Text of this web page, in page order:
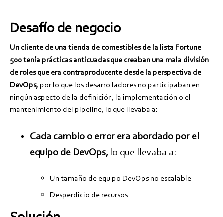
Desafío de negocio
Un cliente de una tienda de comestibles de la lista Fortune
500 tenía prácticas anticuadas que creaban una mala división
de roles que era contraproducente desde la perspectiva de
DevOps, por lo que los desarrolladores no participaban en
ningún aspecto de la definición, la implementación o el
mantenimiento del pipeline, lo que llevaba a:
Cada cambio o error era abordado por el
equipo de DevOps, lo que llevaba a:
Un tamaño de equipo DevOps no escalable
Desperdicio de recursos